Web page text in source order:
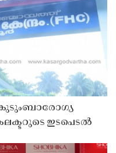
കുടുംബാരോഗ്യ
ഇടപെടൽ